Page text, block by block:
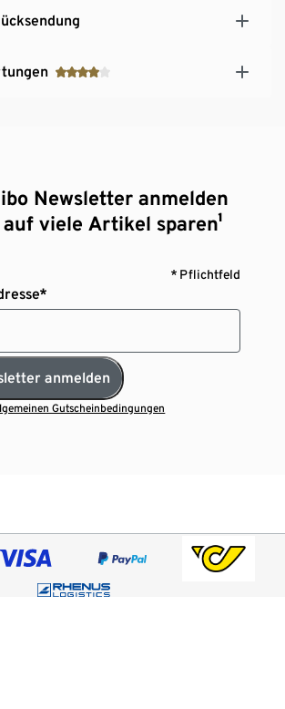
Newsletter anmelden
auf viele Artikel sparen¹
* Pflichtfeld
anmelden
Gutscheinbedingungen